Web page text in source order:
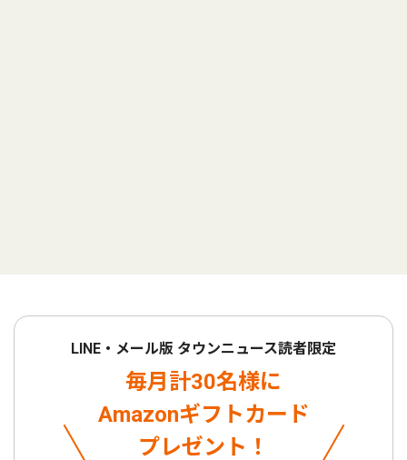
LINE・メール版 タウンニュース読者限定
毎月計30名様に
Amazonギフトカード
プレゼント！